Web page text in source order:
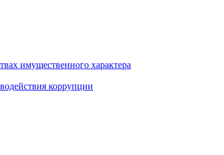
имущественного характера
коррупции